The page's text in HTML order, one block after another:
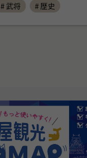
# 武将 # 歴史